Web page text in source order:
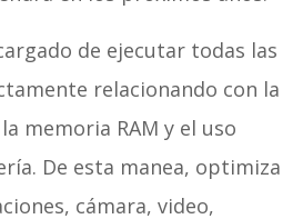
de ejecutar todas las
relacionando con la
memoria RAM y el uso
De esta manea, optimiza
cámara, video,